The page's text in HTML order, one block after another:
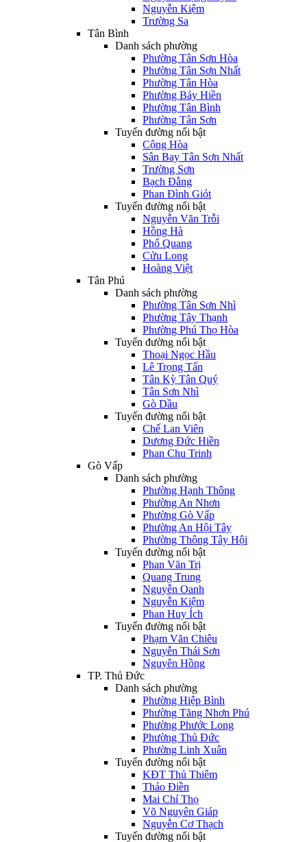
Nguyễn Kiệm
Trường Sa
Tân Bình
Danh sách phường
Phường Tân Sơn Hòa
Phường Tân Sơn Nhất
Phường Tân Hòa
Phường Bảy Hiền
Phường Tân Bình
Phường Tân Sơn
Tuyến đường nổi bật
Cộng Hòa
Sân Bay Tân Sơn Nhất
Trường Sơn
Bạch Đằng
Phan Đình Giót
Tuyến đường nổi bật
Nguyễn Văn Trỗi
Hồng Hà
Phổ Quang
Cửu Long
Hoàng Việt
Tân Phú
Danh sách phường
Phường Tân Sơn Nhì
Phường Tây Thạnh
Phường Phú Thọ Hòa
Tuyến đường nổi bật
Thoại Ngọc Hầu
Lê Trọng Tấn
Tân Kỳ Tân Quý
Tân Sơn Nhì
Gò Dầu
Tuyến đường nổi bật
Chế Lan Viên
Dương Đức Hiền
Phan Chu Trinh
Gò Vấp
Danh sách phường
Phường Hạnh Thông
Phường An Nhơn
Phường Gò Vấp
Phường An Hội Tây
Phường Thông Tây Hội
Tuyến đường nổi bật
Phan Văn Trị
Quang Trung
Nguyễn Oanh
Nguyễn Kiệm
Phan Huy Ích
Tuyến đường nổi bật
Phạm Văn Chiêu
Nguyễn Thái Sơn
Nguyên Hồng
TP. Thủ Đức
Danh sách phường
Phường Hiệp Bình
Phường Tăng Nhơn Phú
Phường Phước Long
Phường Thủ Đức
Phường Linh Xuân
Tuyến đường nổi bật
KĐT Thủ Thiêm
Thảo Điền
Mai Chí Thọ
Võ Nguyên Giáp
Nguyễn Cơ Thạch
Tuyến đường nổi bật